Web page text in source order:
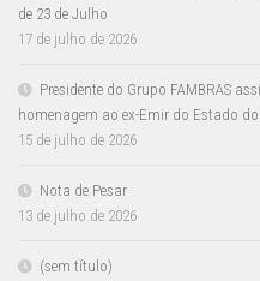
de 23 de Julho
17 de julho de 2026
Presidente do Grupo FAMBRAS
homenagem ao ex-Emir do Estado
15 de julho de 2026
Nota de Pesar
13 de julho de 2026
(sem título)